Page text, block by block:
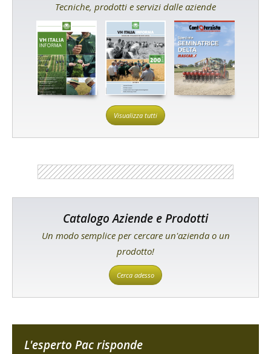
Tecniche, prodotti e servizi dalle aziende
Visualizza tutti
Catalogo Aziende e Prodotti
Un modo semplice per cercare un'azienda o un
prodotto!
Cerca adesso
L'esperto Pac risponde